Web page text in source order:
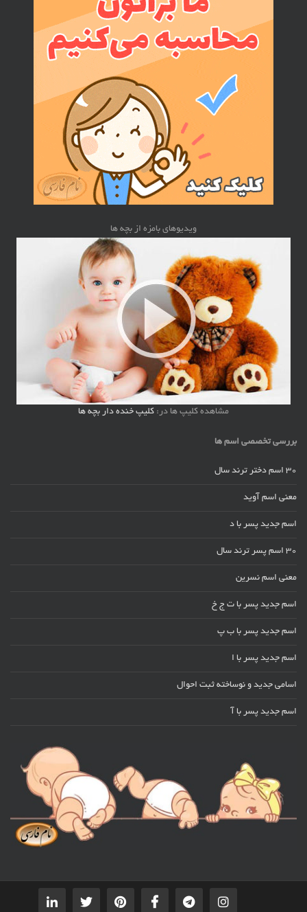
ویدیوهای بامزه از بچه ها
مشاهده کلیپ ها در: کلیپ خنده دار بچه ها
بررسی تخصصی اسم ها
30 اسم دختر ترند سال
معنی اسم آوید
اسم جدید پسر با د
30 اسم پسر ترند سال
معنی اسم نسرین
اسم جدید پسر با ت ج خ
اسم جدید پسر با ب پ
اسم جدید پسر با ا
اسامی جدید و نوساخته ثبت احوال
اسم جدید پسر با آ